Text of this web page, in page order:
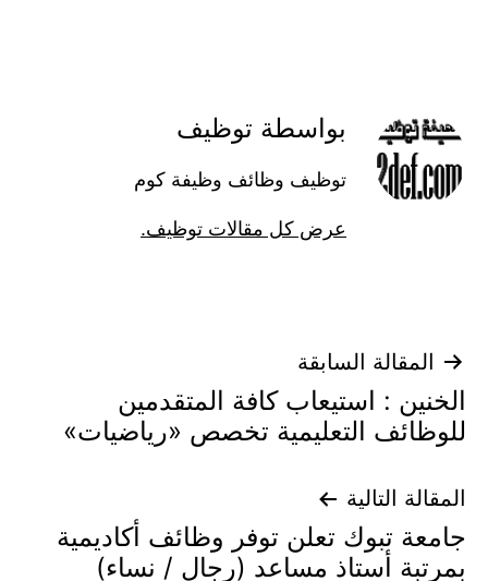
بواسطة توظيف
توظيف وظائف وظيفة كوم
عرض كل مقالات توظيف.
تصفّح
المقالات
المقالة السابقة
الخنين : استيعاب كافة المتقدمين
للوظائف التعليمية تخصص «رياضيات»
المقالة التالية
جامعة تبوك تعلن توفر وظائف أكاديمية
بمرتبة أستاذ مساعد (رجال / نساء)